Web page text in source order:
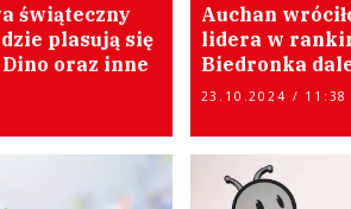
świąteczny
plasują się
oraz inne
Auchan
lidera w
Biedronka
23.10.2024 / 11:38